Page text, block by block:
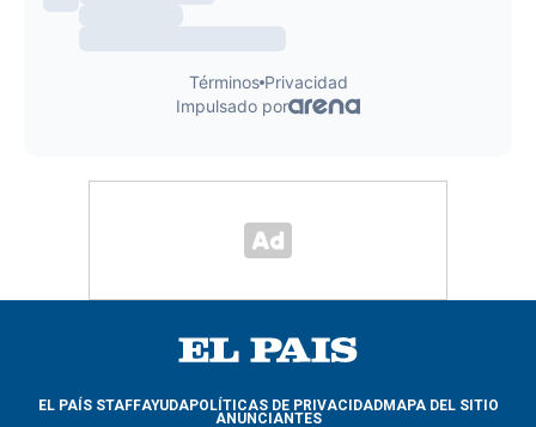
EL PAÍS STAFFAYUDAPOLÍTICAS DE PRIVACIDADMAPA DEL SITIO
ANUNCIANTES